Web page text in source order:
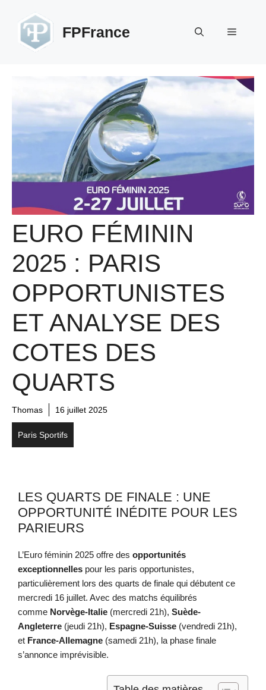
contenu
FPFrance Menu
EURO FÉMININ
2025 : PARIS
OPPORTUNISTES
ET ANALYSE DES
COTES DES
QUARTS
Thomas 16 juillet 2025
Paris Sportifs
LES QUARTS DE FINALE : UNE
OPPORTUNITÉ INÉDITE POUR LES
PARIEURS
L’Euro féminin 2025 offre des opportunités
exceptionnelles pour les paris opportunistes,
particulièrement lors des quarts de finale qui débutent ce
mercredi 16 juillet. Avec des matchs équilibrés
comme Norvège-Italie (mercredi 21h), Suède-
Angleterre (jeudi 21h), Espagne-Suisse (vendredi 21h),
et France-Allemagne (samedi 21h), la phase finale
s’annonce imprévisible.